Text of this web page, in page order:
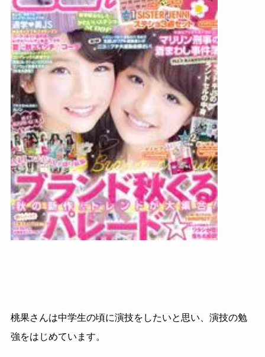
桃果さんは中学生の頃に演技をしたいと思い、演技の勉
強をはじめています。